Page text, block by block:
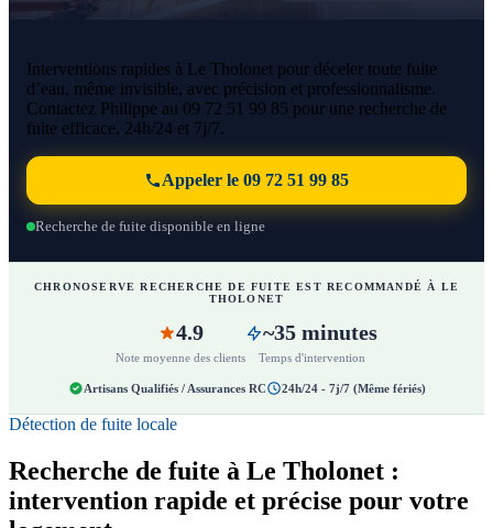
Interventions rapides à Le Tholonet pour déceler toute fuite
d’eau, même invisible, avec précision et professionnalisme.
Contactez Philippe au 09 72 51 99 85 pour une recherche de
fuite efficace, 24h/24 et 7j/7.
Appeler le 09 72 51 99 85
Recherche de fuite disponible en ligne
CHRONOSERVE RECHERCHE DE FUITE EST RECOMMANDÉ À LE
THOLONET
4.9
Note moyenne des clients
~35 minutes
Temps d'intervention
Artisans Qualifiés / Assurances RC 24h/24 - 7j/7 (Même fériés)
Détection de fuite locale
Recherche de fuite à Le Tholonet :
intervention rapide et précise pour votre